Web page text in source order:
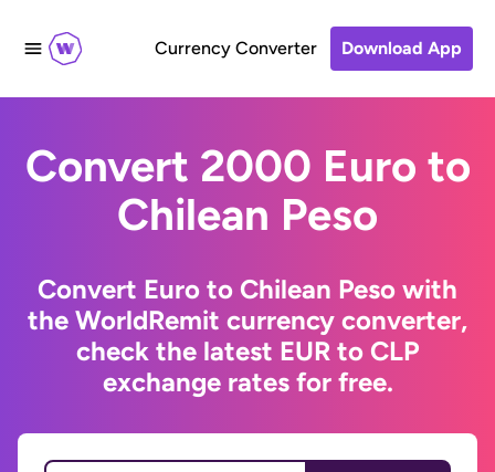
Currency Converter Download App
Convert 2000 Euro to
Chilean Peso
Convert Euro to Chilean Peso with
the WorldRemit currency converter,
check the latest EUR to CLP
exchange rates for free.